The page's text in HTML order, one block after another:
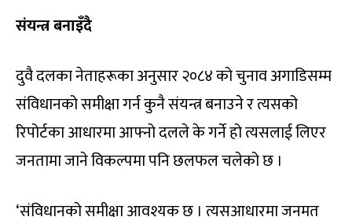
संयन्त्र बनाइँदै
दुवै दलका नेताहरूका अनुसार २०८४ को चुनाव अगाडिसम्म
संविधानको समीक्षा गर्न कुनै संयन्त्र बनाउने र त्यसको
रिपोर्टका आधारमा आफ्नो दलले के गर्ने हो त्यसलाई लिएर
जनतामा जाने विकल्पमा पनि छलफल चलेको छ ।
‘संविधानको समीक्षा आवश्यक छ । त्यसआधारमा जनमत